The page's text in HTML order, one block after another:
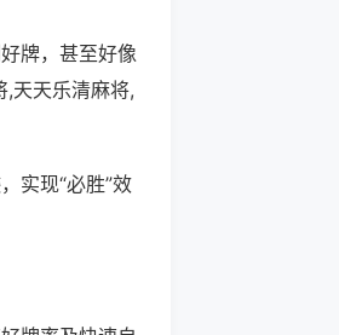
牌，甚至好像
天天乐清麻将,
实现“必胜”效